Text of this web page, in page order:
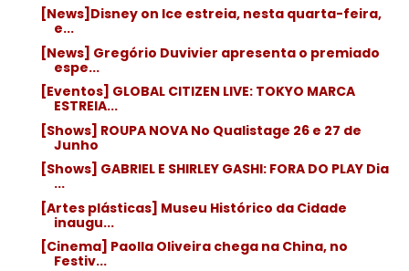
[News]Disney on Ice estreia, nesta quarta-feira,
e...
[News] Gregório Duvivier apresenta o premiado
espe...
[Eventos] GLOBAL CITIZEN LIVE: TOKYO MARCA
ESTREIA...
[Shows] ROUPA NOVA No Qualistage 26 e 27 de
Junho
[Shows] GABRIEL E SHIRLEY GASHI: FORA DO PLAY Dia
...
[Artes plásticas] Museu Histórico da Cidade
inaugu...
[Cinema] Paolla Oliveira chega na China, no
Festiv...